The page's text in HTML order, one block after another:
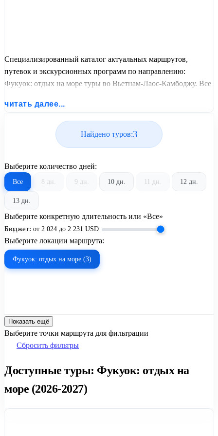
Специализированный каталог актуальных маршрутов,
путевок и экскурсионных программ по направлению:
Фукуок: отдых на море туры во Вьетнам-Лаос-Камбоджу. Все
автобусным проездом и актуальным графиком заездов от
United Travel Systems.
читать далее...
Найдено туров:3
Выберите количество дней:
Все 8 дн. 9 дн. 10 дн. 11 дн. 12 дн.
13 дн.
Выберите конкретную длительность или «Все»
Бюджет: от 2 024 до 2 231 USD
Выберите локации маршрута:
Фукуок: отдых на море (3)
Показать ещё
Выберите точки маршрута для фильтрации
Сбросить фильтры
Доступные туры: Фукуок: отдых на
море (2026-2027)